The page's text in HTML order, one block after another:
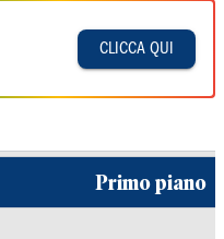
CLICCA QUI
Primo piano